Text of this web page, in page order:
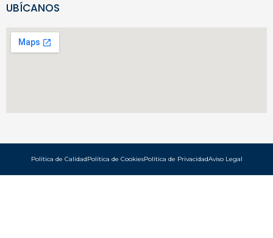
UBÍCANOS
Política de CalidadPolítica de CookiesPolítica de PrivacidadAviso Legal